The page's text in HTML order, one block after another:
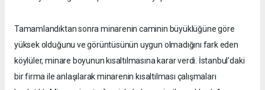
Tamamlandıktan sonra minarenin caminin büyüklüğüne göre
yüksek olduğunu ve görüntüsünün uygun olmadığını fark eden
köylüler, minare boyunun kısaltılmasına karar verdi. İstanbul'daki
bir firma ile anlaşılarak minarenin kısaltılması çalışmaları